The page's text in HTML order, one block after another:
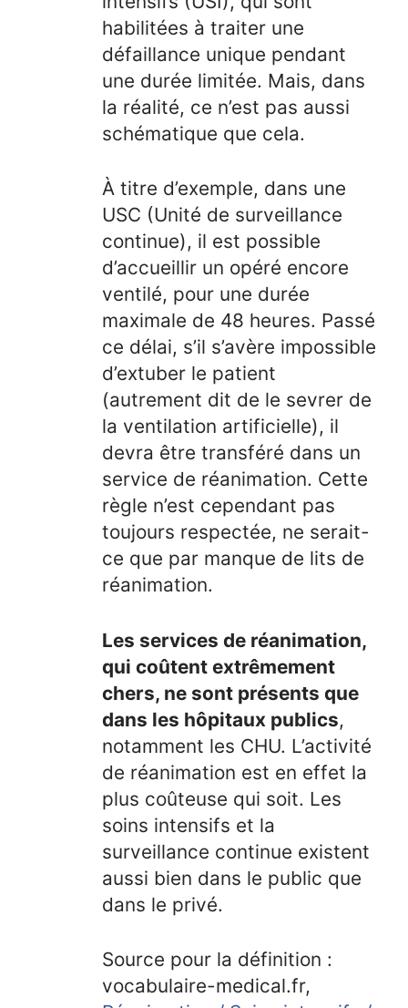
habilitées à traiter une
défaillance unique pendant
une durée limitée. Mais, dans
la réalité, ce n’est pas aussi
schématique que cela.
À titre d’exemple, dans une
USC (Unité de surveillance
continue), il est possible
d’accueillir un opéré encore
ventilé, pour une durée
maximale de 48 heures. Passé
ce délai, s’il s’avère impossible
d’extuber le patient
(autrement dit de le sevrer de
la ventilation artificielle), il
devra être transféré dans un
service de réanimation. Cette
règle n’est cependant pas
toujours respectée, ne serait-
ce que par manque de lits de
réanimation.
Les services de réanimation,
qui coûtent extrêmement
chers, ne sont présents que
dans les hôpitaux publics,
notamment les CHU. L’activité
de réanimation est en effet la
plus coûteuse qui soit. Les
soins intensifs et la
surveillance continue existent
aussi bien dans le public que
dans le privé.
Source pour la définition :
vocabulaire-medical.fr,